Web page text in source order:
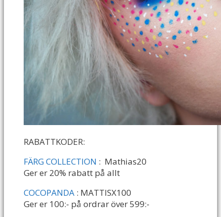
RABATTKODER:
FÄRG COLLECTION : Mathias20
Ger er 20% rabatt på allt
COCOPANDA : MATTISX100
Ger er 100:- på ordrar över 599:-